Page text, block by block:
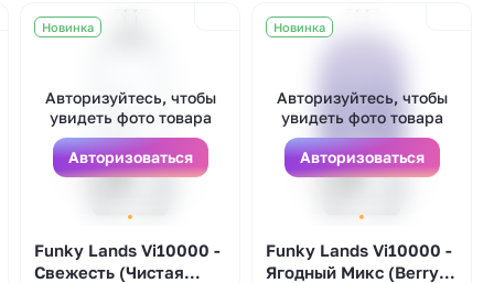
Новинка
Авторизуйтесь, чтобы
увидеть фото товара
Авторизоваться
Funky Lands Vi10000 -
Свежесть (Чистая
Новинка
Авторизуйтесь, чтобы
увидеть фото товара
Авторизоваться
Funky Lands Vi10000 -
Ягодный Микс (Berry